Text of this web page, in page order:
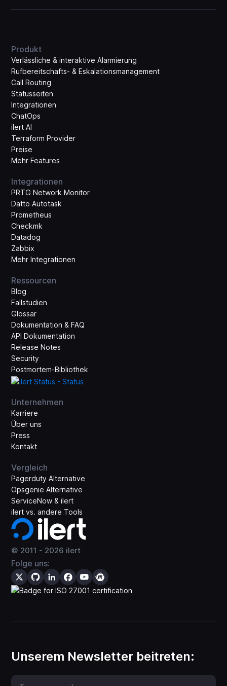
© 2011 - 2026 ilert
Folge uns:
Produkt
Verlässliche & interaktive Alarmierung
Rufbereitschafts- & Eskalations­management
Call Routing
Statusseiten
Integrationen
ChatOps
ilert AI
Terraform Provider
Preise
Mehr Features
Integrationen
PRTG Network Monitor
Datto Autotask
Prometheus
Checkmk
Datadog
Zabbix
Mehr Integrationen
Ressourcen
Blog
Fallstudien
Glossar
Dokumentation & FAQ
API Dokumentation
Release Notes
Security
Postmortem-Bibliothek
Unternehmen
Karriere
Über uns
Press
Kontakt
Vergleich
Pagerduty Alternative
Opsgenie Alternative
ServiceNow & ilert
ilert vs. andere Tools
Unserem Newsletter beitreten: